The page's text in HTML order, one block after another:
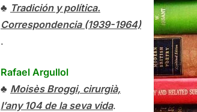
♣ Tradición y política.
Correspondencia (1939-1964)
.
Rafael Argullol
♣ Moisès Broggi, cirurgià,
l’any 104 de la seva vida.